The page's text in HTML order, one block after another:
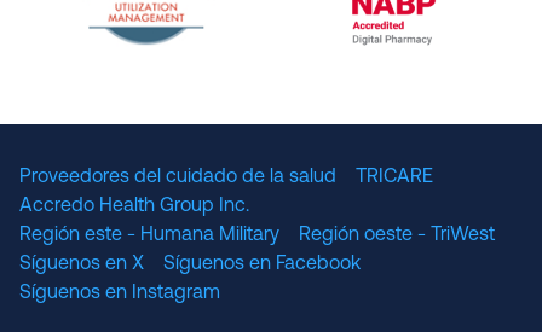
Proveedores del cuidado de la salud
TRICARE
Accredo Health Group Inc.
Región este - Humana Military
Región oeste - TriWest
Síguenos en X
Síguenos en Facebook
Síguenos en Instagram